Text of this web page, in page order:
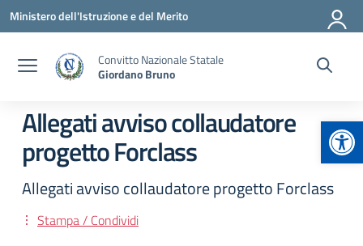
Vai ai contenuti
Vai al menu di navigazione
Vai al footer
Ministero dell'Istruzione e del Merito
Convitto Nazionale Statale
Giordano Bruno
Allegati avviso collaudatore
progetto Forclass
Allegati avviso collaudatore progetto Forclass
Stampa / Condividi